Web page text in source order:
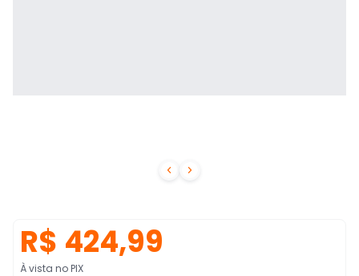
 
R$ 424,99
À vista no PIX